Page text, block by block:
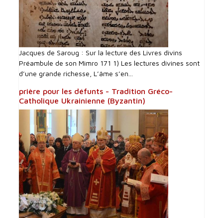
Jacques de Saroug : Sur la lecture des Livres divins
Préambule de son Mimro 171 1) Les lectures divines sont
d’une grande richesse, L’âme s’en...
prière pour les défunts - Tradition Gréco-
Catholique Ukrainienne (Byzantin)